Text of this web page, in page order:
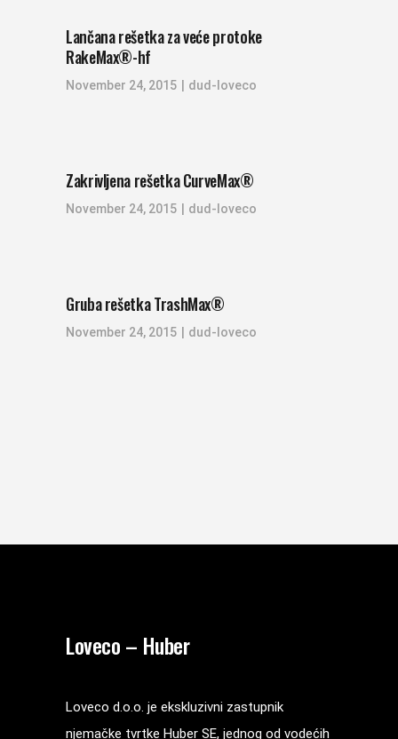
Lančana rešetka za veće protoke
RakeMax®-hf
November 24, 2015 dud-loveco
Zakrivljena rešetka CurveMax®
November 24, 2015 dud-loveco
Gruba rešetka TrashMax®
November 24, 2015 dud-loveco
Loveco – Huber
Loveco d.o.o. je ekskluzivni zastupnik
njemačke tvrtke Huber SE, jednog od vodećih